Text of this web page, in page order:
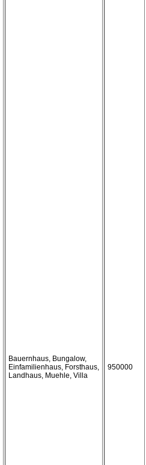
Bauernhaus, Bungalow,
Einfamilienhaus, Forsthaus,
Landhaus, Muehle, Villa
950000